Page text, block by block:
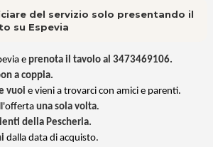
del servizio solo presentando il
su Espevia
e prenota il tavolo al 3473469106.
a coppia.
vuoi e vieni a trovarci con amici e parenti.
una sola volta.
della Pescheria.
dalla data di acquisto.